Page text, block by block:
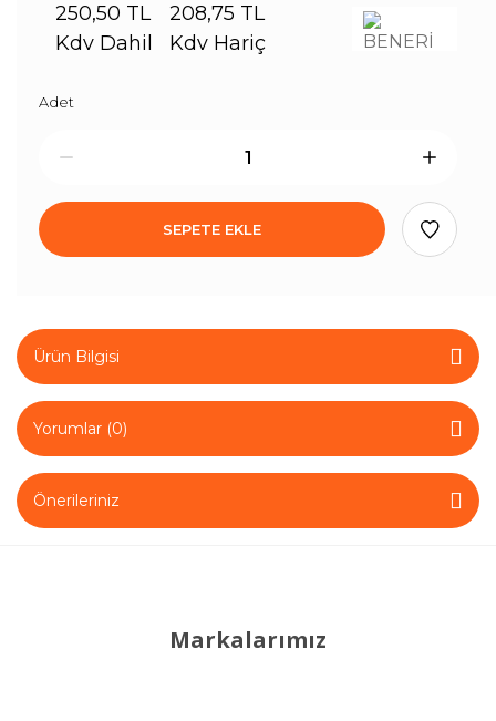
250,50 TL
Kdv Dahil
208,75 TL
Kdv Hariç
Adet
SEPETE EKLE
Ürün Bilgisi
Yorumlar (0)
Önerileriniz
Markalarımız